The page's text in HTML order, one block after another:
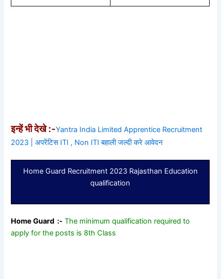
इन्हें भी देखे :-Yantra India Limited Apprentice Recruitment
2023 | अपरेंटिस ITI , Non ITI बहाली जल्दी करे आवेदन
Home Guard Recruitment 2023 Rajasthan Education
qualification
Home Guard :- The minimum qualification required to
apply for the posts is 8th Class